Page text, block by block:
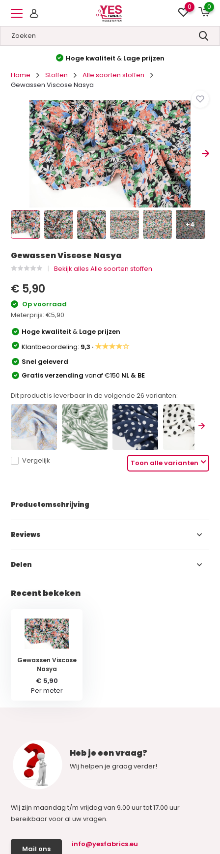
0 0
Hoge kwaliteit & Lage prijzen
Home
Stoffen
Alle soorten stoffen
Gewassen Viscose Nasya
+4
Gewassen Viscose Nasya
Bekijk alles Alle soorten stoffen
€ 5,90
Op voorraad
Meterprijs:€5,90
Hoge kwaliteit& Lage prijzen
Klantbeoordeling: 9,3 ·★★★★☆
Snel geleverd
Gratis verzendingvanaf €150 NL & BE
Dit product is leverbaar in de volgende26 varianten:
Toon alle varianten
Vergelijk
Productomschrijving
Reviews
Delen
Recent bekeken
Gewassen Viscose
Nasya
€ 5,90
Per meter
Heb je een vraag?
Wij helpen je graag verder!
Wij zijn maandag t/m vrijdag van 9.00 uur tot 17.00 uur
bereikbaar voor al uw vragen.
Mail ons
info@yesfabrics.eu